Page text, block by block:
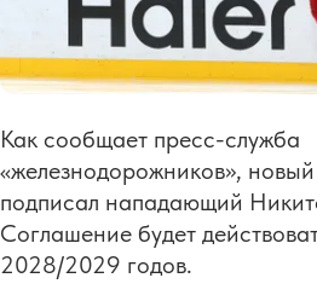
Как сообщает пресс-служба
«железнодорожников»,
подписал нападающий
Соглашение будет
2028/2029 годов.